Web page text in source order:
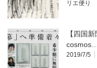
リエ便り
【四国
cosmos…
2019/7/5